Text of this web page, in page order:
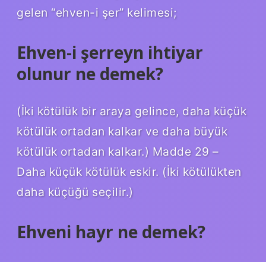
gelen “ehven-i şer” kelimesi;
Ehven-i şerreyn ihtiyar
olunur ne demek?
(İki kötülük bir araya gelince, daha küçük
kötülük ortadan kalkar ve daha büyük
kötülük ortadan kalkar.) Madde 29 –
Daha küçük kötülük eskir. (İki kötülükten
daha küçüğü seçilir.)
Ehveni hayr ne demek?